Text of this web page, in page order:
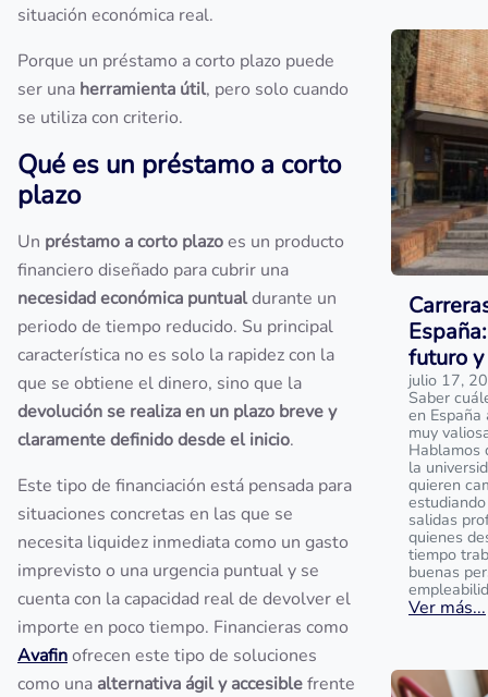
situación económica real.
Porque un préstamo a corto plazo puede
ser una herramienta útil, pero solo cuando
se utiliza con criterio.
Qué es un préstamo a corto
plazo
Un préstamo a corto plazoes un producto
financiero diseñado para cubrir una
necesidad económica puntualdurante un
periodo de tiempo reducido. Su principal
característica no es solo la rapidez con la
que se obtiene el dinero, sino que la
devolución se realiza en un plazo breve y
claramente definido desde el inicio.
Este tipo de financiación está pensada para
situaciones concretas en las que se
necesita liquidez inmediata como un gasto
imprevisto o una urgencia puntual y se
cuenta con la capacidad real de devolver el
importe en poco tiempo. Financieras como
Avafinofrecen este tipo de soluciones
como una alternativa ágil y accesiblefrente
futuro
julio 17,
Saber
en
muy
Hablamos
la
quieren
salidas
quienes
tiempo
buenas
Ver más...